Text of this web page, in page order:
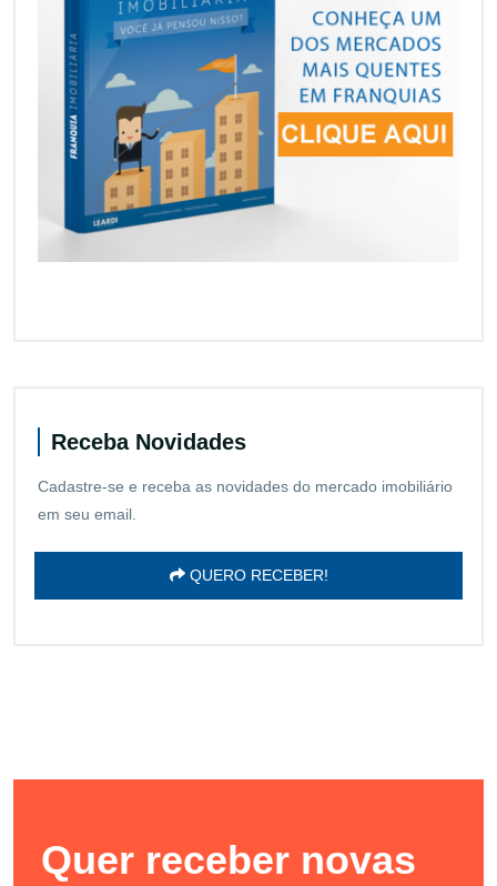
Receba Novidades
Cadastre-se e receba as novidades do mercado imobiliário
em seu email.
QUERO RECEBER!
Quer receber novas